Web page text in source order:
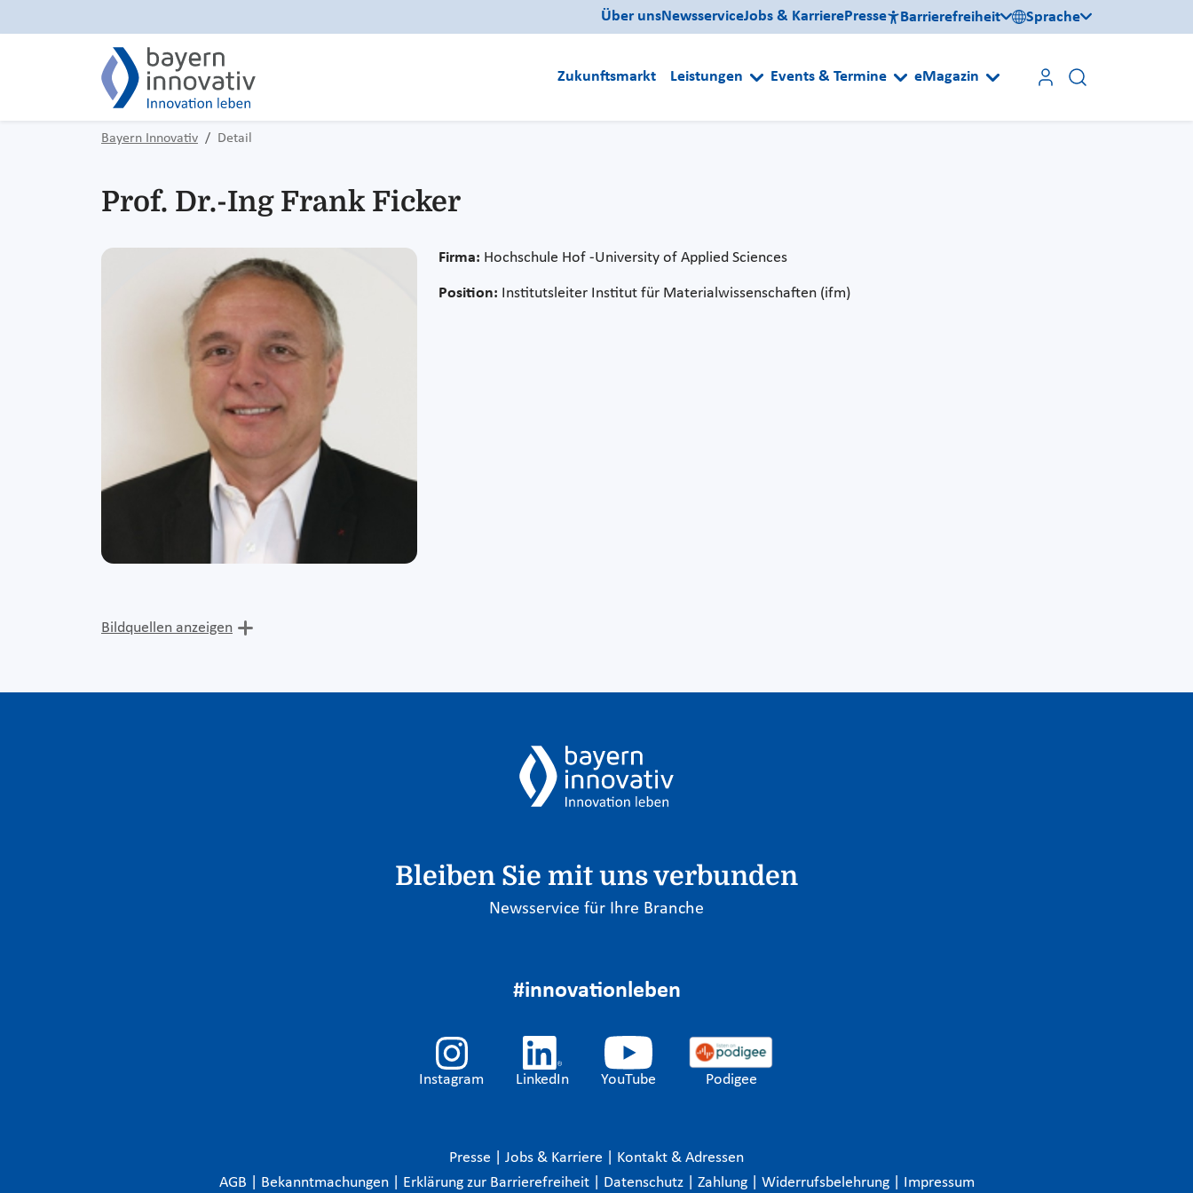
Über unsNewsserviceJobs & KarrierePresse Barrierefreiheit Sprache
Zukunftsmarkt Leistungen Events & Termine eMagazin
Bayern Innovativ Detail
Prof. Dr.-Ing Frank Ficker
Firma: Hochschule Hof -University of Applied Sciences
Position: Institutsleiter Institut für Materialwissenschaften (ifm)
Bildquellen anzeigen
Bleiben Sie mit uns verbunden
Newsservice für Ihre Branche
#innovationleben
Instagram LinkedIn YouTube Podigee
Presse Jobs & Karriere
Kontakt & Adressen
AGB
Bekanntmachungen Erklärung zur Barrierefreiheit Datenschutz Zahlung Widerrufsbelehrung Impressum